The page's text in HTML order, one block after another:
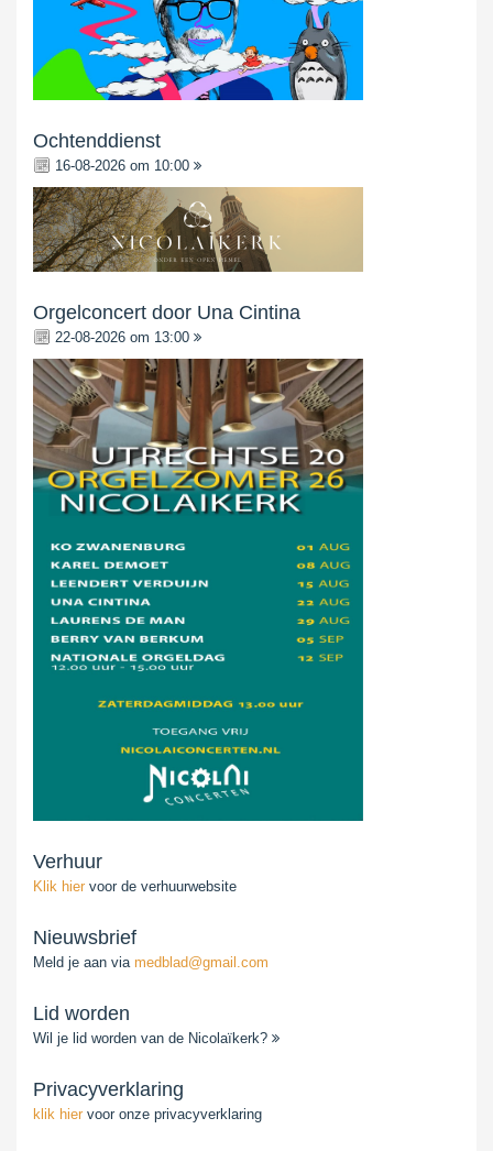
Ochtenddienst
16-08-2026 om 10:00
Orgelconcert door Una Cintina
22-08-2026 om 13:00
Verhuur
Klik hier voor de verhuurwebsite
Nieuwsbrief
Meld je aan via medblad@gmail.com
Lid worden
Wil je lid worden van de Nicolaïkerk?
Privacyverklaring
klik hier voor onze privacyverklaring